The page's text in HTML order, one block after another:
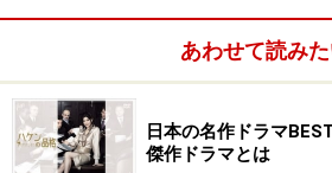
ぐみが友情出演になるぐらい（出
新たにレギュラーとして加わるの
大河原滋（しげる）役の加藤夏希
あわせて読み
日本の名作ドラマ
傑作ドラマとは